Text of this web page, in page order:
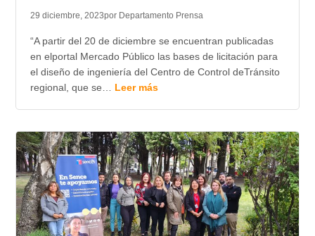
29 diciembre, 2023por Departamento Prensa
“A partir del 20 de diciembre se encuentran publicadas
en elportal Mercado Público las bases de licitación para
el diseño de ingeniería del Centro de Control deTránsito
regional, que se… Leer más